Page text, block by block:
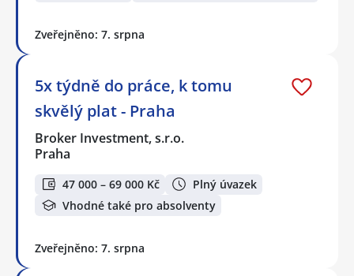
Zveřejněno: 7. srpna
5x týdně do práce, k tomu
skvělý plat - Praha
Broker Investment, s.r.o.
Praha
47 000 – 69 000 Kč
Plný úvazek
Vhodné také pro absolventy
Zveřejněno: 7. srpna